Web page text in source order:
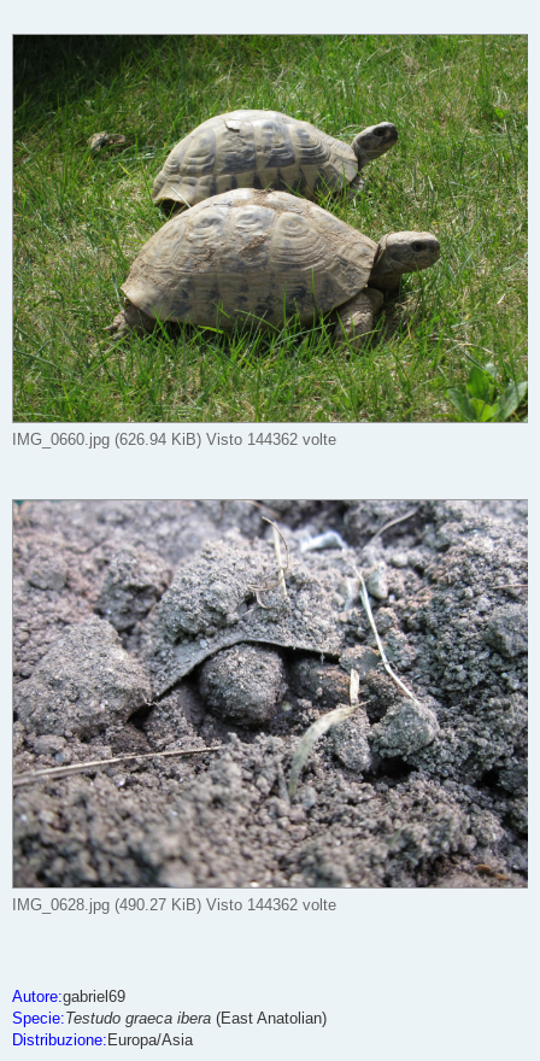
IMG_0660.jpg (626.94 KiB) Visto 144362 volte
IMG_0628.jpg (490.27 KiB) Visto 144362 volte
Autore:gabriel69
Specie:Testudo graeca ibera (East Anatolian)
Distribuzione: Europa/Asia